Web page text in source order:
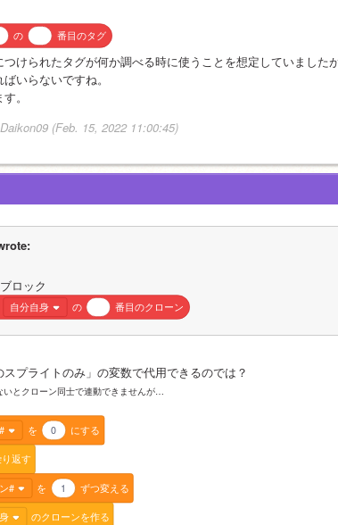
の 番目のタグ
つけられたタグが何か調べる時に使うことを想定していました
いらないですね。
。
(Feb. 15, 2022 11:00:45)
ロック
自分自身 の 番目のクローン
プライトのみ」の変数で代用できるのでは？
いとクローン同士で連動できませんが…
を 0 にする
り返す
# を 1 ずつ変える
のクローンを作る